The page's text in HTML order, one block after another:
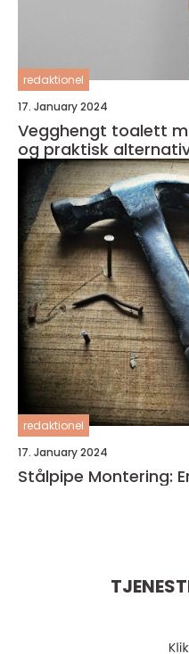
redaktionel
17. January 2024
Vegghengt toalett
og praktisk
redaktionel
17. January 2024
Stålpipe Montering: